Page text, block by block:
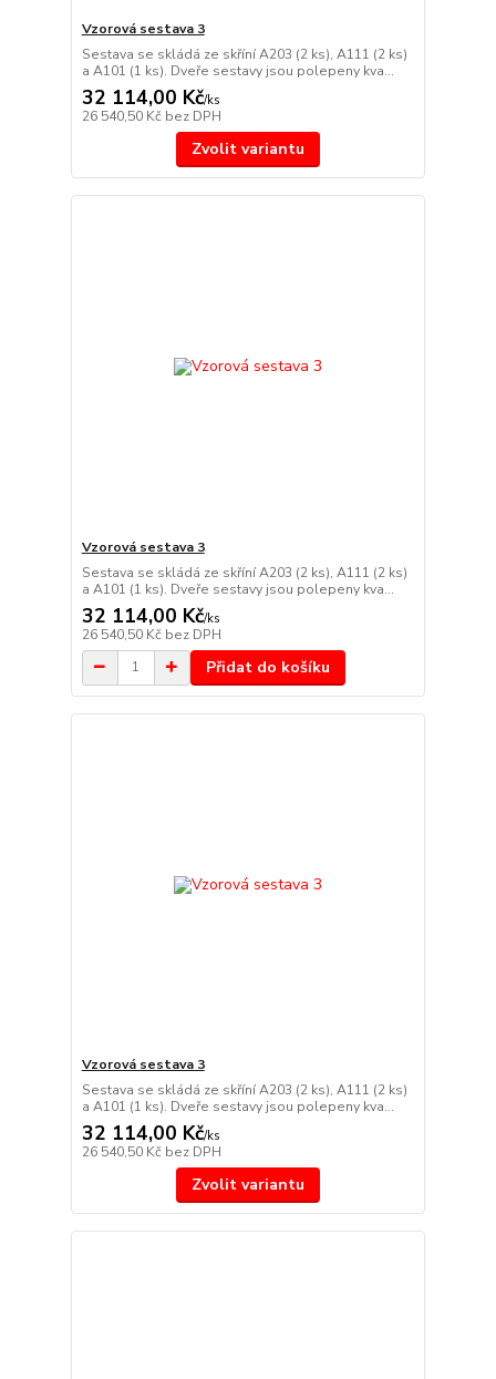
Vzorová sestava 3
Sestava se skládá ze skříní A203 (2 ks), A111 (2 ks)
a A101 (1 ks). Dveře sestavy jsou polepeny kva...
32 114,00 Kč/ks
26 540,50 Kč bez DPH
Zvolit variantu
Vzorová sestava 3
Sestava se skládá ze skříní A203 (2 ks), A111 (2 ks)
a A101 (1 ks). Dveře sestavy jsou polepeny kva...
32 114,00 Kč/ks
26 540,50 Kč bez DPH
Přidat do košíku
Vzorová sestava 3
Sestava se skládá ze skříní A203 (2 ks), A111 (2 ks)
a A101 (1 ks). Dveře sestavy jsou polepeny kva...
32 114,00 Kč/ks
26 540,50 Kč bez DPH
Zvolit variantu